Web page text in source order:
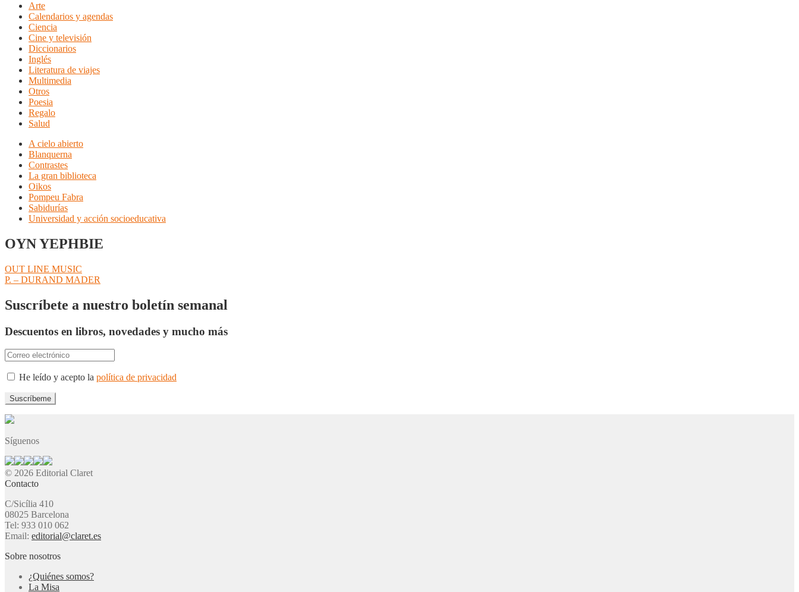
Arte
Calendarios y agendas
Ciencia
Cine y televisión
Diccionarios
Inglés
Literatura de viajes
Multimedia
Otros
Poesia
Regalo
Salud
A cielo abierto
Blanquerna
Contrastes
La gran biblioteca
Oikos
Pompeu Fabra
Sabidurías
Universidad y acción socioeducativa
OYN YEPHBIE
Navegación
de
entradas
Anterior:
OUT LINE MUSIC
Siguiente:
P. – DURAND MADER
Suscríbete a nuestro boletín semanal
Descuentos en libros, novedades y mucho más
He leído y acepto la política de privacidad
Síguenos
© 2026 Editorial Claret
Contacto
C/Sicília 410
08025 Barcelona
Tel: 933 010 062
Email: editorial@claret.es
Sobre nosotros
¿Quiénes somos?
La Misa